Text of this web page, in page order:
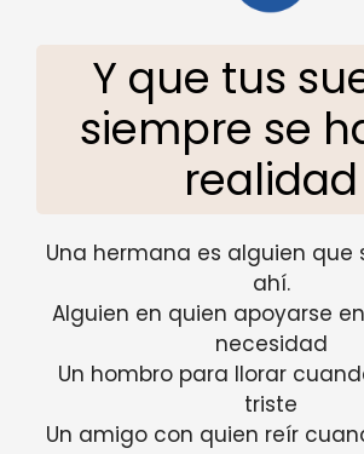
Y que tus
siempre se
realidad
Una hermana es alguien que
ahí.
Alguien en quien apoyarse
necesidad
Un hombro para llorar
triste
Un amigo con quien reír